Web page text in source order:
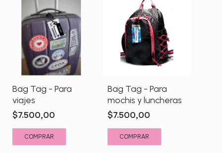
Bag Tag - Para
viajes
$7.500,00
Bag Tag - Para
mochis y luncheras
$7.500,00